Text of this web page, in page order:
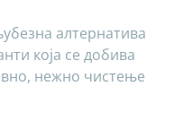
алтернатива
која се добива
нежно чистење